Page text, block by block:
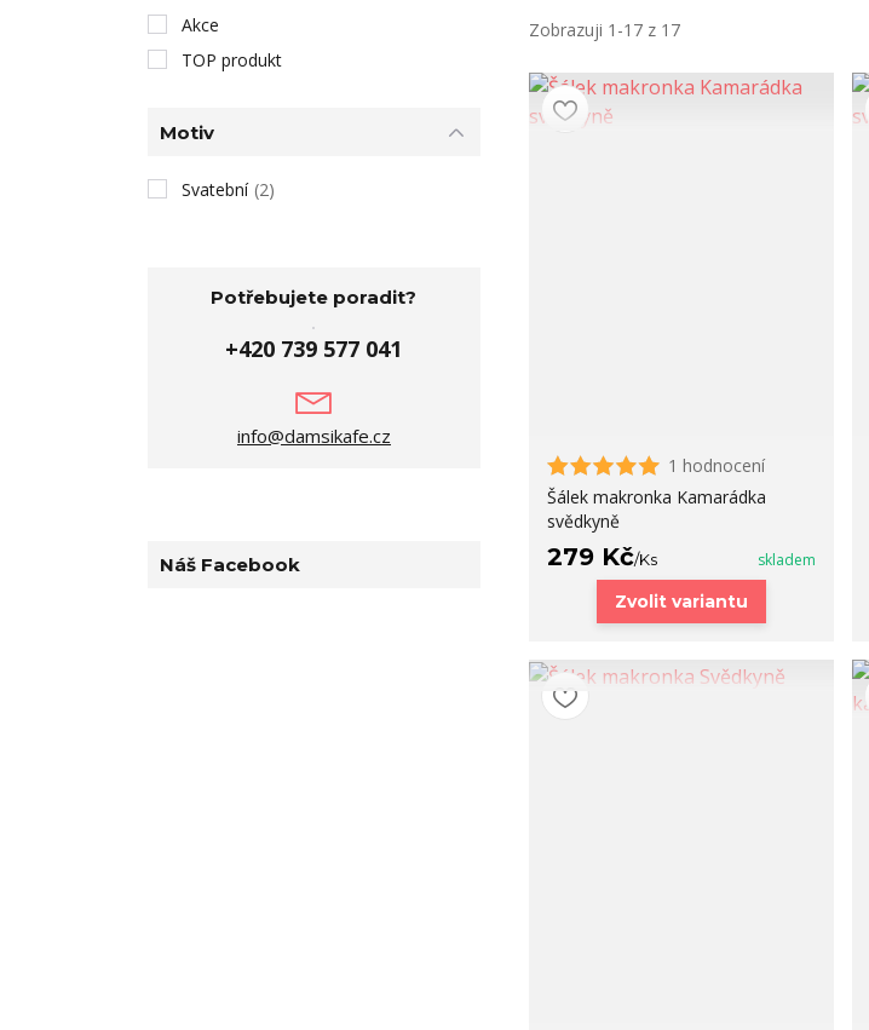
Zobrazuji 1-17 z 17
1 hodnocení
Šálek makronka Kamarádka
svědkyně
279 Kč/Ks skladem
Zvolit variantu
Akce
TOP produkt
Motiv
Svatební (2)
Potřebujete poradit?
+420 739 577 041
info@damsikafe.cz
Náš Facebook